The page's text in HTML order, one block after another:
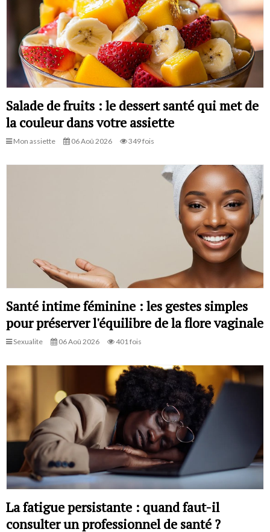
Salade de fruits : le dessert santé qui met de
la couleur dans votre assiette
Mon assiette 06 Aoû 2026 349 fois
Santé intime féminine : les gestes simples
pour préserver l'équilibre de la flore vaginale
Sexualite 06 Aoû 2026 401 fois
La fatigue persistante : quand faut-il
consulter un professionnel de santé ?